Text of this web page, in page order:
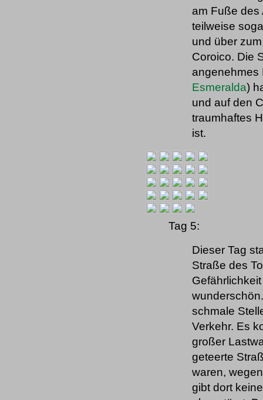
am Fuße des
teilweise
und über
Coroico. Die
angenehmes
Esmeralda)
und auf den
traumhaftes
ist.
Tag 5:
Dieser Tag
Straße des
schmale
Verkehr. Es
großer
geteerte
waren,
gibt dort